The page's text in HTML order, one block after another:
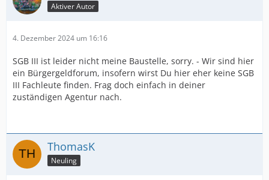
Aktiver Autor
4. Dezember 2024 um 16:16
SGB III ist leider nicht meine Baustelle, sorry. - Wir sind hier
ein Bürgergeldforum, insofern wirst Du hier eher keine SGB
III Fachleute finden. Frag doch einfach in deiner
zuständigen Agentur nach.
ThomasK
Neuling